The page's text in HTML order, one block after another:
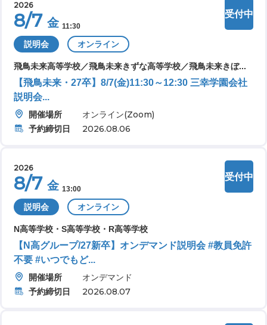
説明会 オンライン
飛鳥未来高等学校／飛鳥未来きずな高等学校／飛鳥未来きぼ...
【飛鳥未来・27卒】8/7(金)11:30～12:30 三幸学園会社
説明会...
開催場所
オンライン(Zoom)
予約締切日
2026.08.06
2026
8/7 金 11:30
受付中
説明会 オンライン
N高等学校・S高等学校・R高等学校
【N高グループ/27新卒】オンデマンド説明会 #教員免許
不要 #いつでもど...
開催場所
オンデマンド
予約締切日
2026.08.07
2026
8/7 金 13:00
受付中